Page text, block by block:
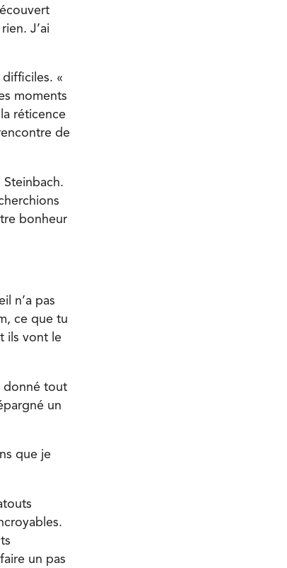
J’ai
«
moments
réticence
de
Steinbach.
bonheur
n’a pas
ce que tu
ils vont le
donné tout
un
que je
un pas